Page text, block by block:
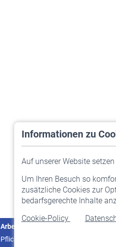
Informationen zu
Auf unserer Website
Um Ihren Besuch so
zusätzliche Cookies zur
bedarfsgerechte Inhalte
Cookie-Policy
Arbeitgeber
Pflichtversicherung